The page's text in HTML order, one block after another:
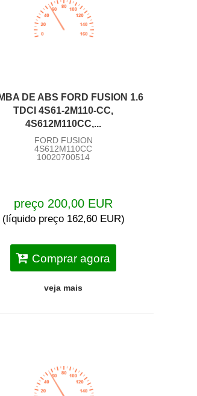
DE ABS FORD FUSION 1.6
TDCI 4S61-2M110-CC,
4S612M110CC,...
FORD FUSION
4S612M110CC
10020700514
preço 200,00 EUR
(líquido preço 162,60 EUR)
Comprar agora
veja mais